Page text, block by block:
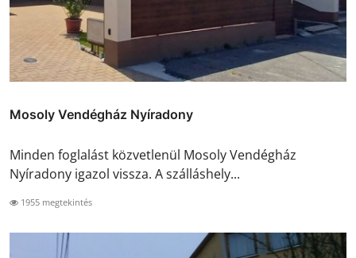
Mosoly Vendégház Nyíradony
Minden foglalást közvetlenül Mosoly Vendégház
Nyíradony igazol vissza. A szálláshely...
1955 megtekintés